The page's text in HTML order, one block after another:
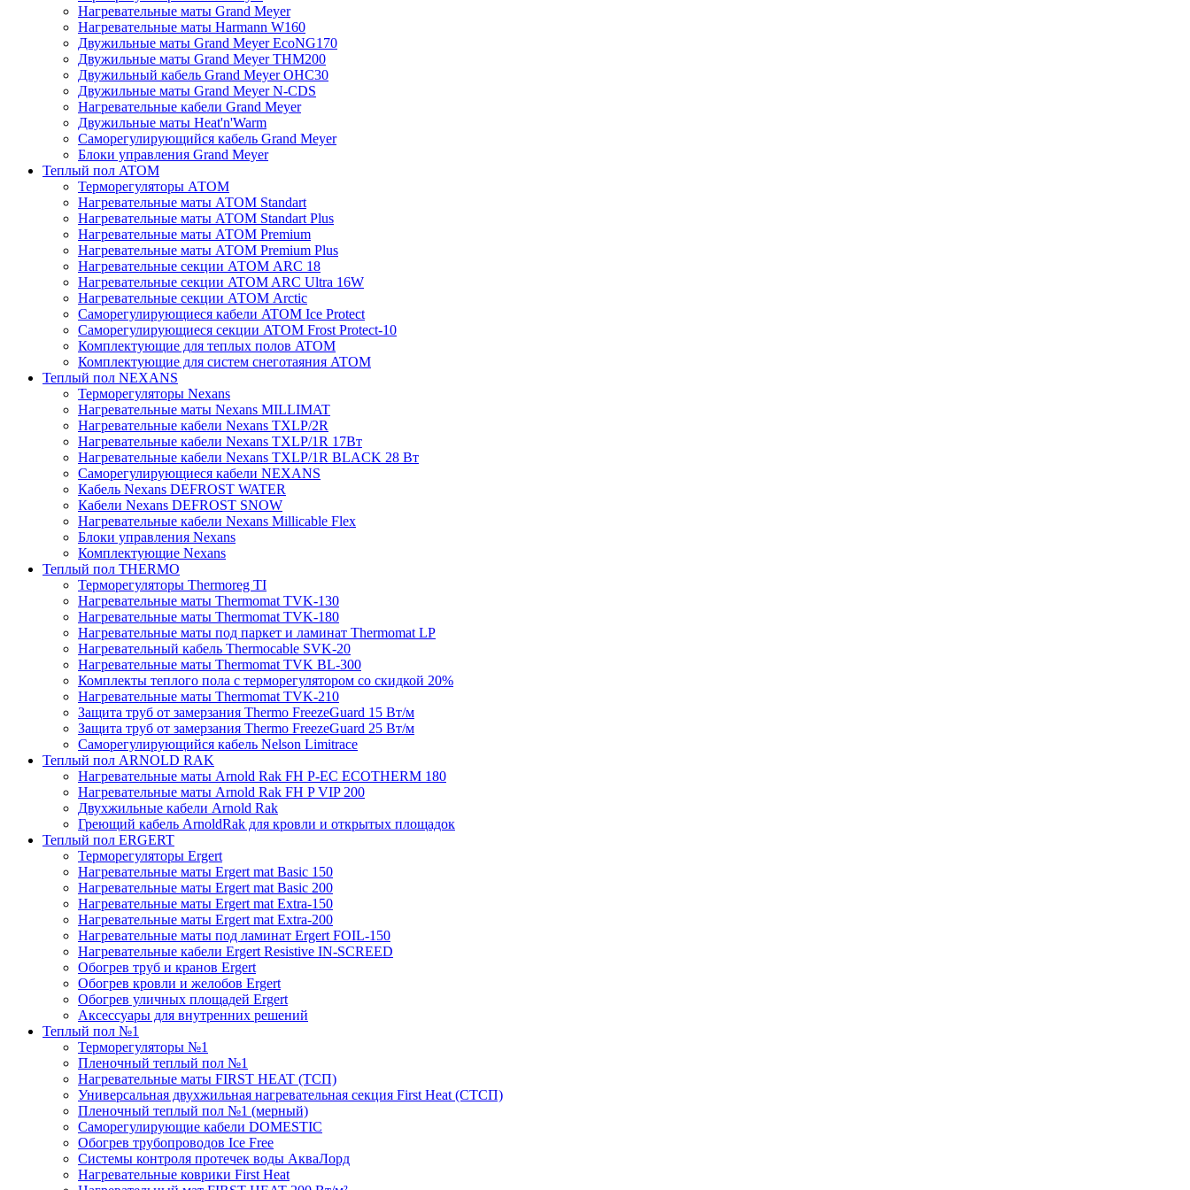
Нагревательные маты Grand Meyer
Нагревательные маты Harmann W160
Двужильные маты Grand Meyer EcoNG170
Двужильные маты Grand Meyer THM200
Двужильный кабель Grand Meyer OHC30
Двужильные маты Grand Meyer N-CDS
Нагревательные кабели Grand Meyer
Двужильные маты Heat'n'Warm
Саморегулирующийся кабель Grand Meyer
Блоки управления Grand Meyer
Теплый пол ATOM
Терморегуляторы АТОМ
Нагревательные маты АТОМ Standart
Нагревательные маты АТОМ Standart Plus
Нагревательные маты АТОМ Premium
Нагревательные маты АТОМ Premium Plus
Нагревательные секции АТОМ ARC 18
Нагревательные секции ATOM ARC Ultra 16W
Нагревательные секции АТОМ Arctic
Саморегулирующиеся кабели ATOM Ice Protect
Саморегулирующиеся секции ATOM Frost Protect-10
Комплектующие для теплых полов ATOM
Комплектующие для систем снеготаяния ATOM
Теплый пол NEXANS
Терморегуляторы Nexans
Нагревательные маты Nexans MILLIMAT
Нагревательные кабели Nexans TXLP/2R
Нагревательные кабели Nexans TXLP/1R 17Вт
Нагревательные кабели Nexans TXLP/1R BLACK 28 Вт
Саморегулирующиеся кабели NEXANS
Кабель Nexans DEFROST WATER
Кабели Nexans DEFROST SNOW
Нагревательные кабели Nexans Millicable Flex
Блоки управления Nexans
Комплектующие Nexans
Теплый пол THERMO
Терморегуляторы Thermoreg TI
Нагревательные маты Thermomat TVK-130
Нагревательные маты Thermomat TVK-180
Нагревательные маты под паркет и ламинат Thermomat LP
Нагревательный кабель Thermocable SVK-20
Нагревательные маты Thermomat TVK BL-300
Комплекты теплого пола с терморегулятором со скидкой 20%
Нагревательные маты Thermomat TVK-210
Защита труб от замерзания Thermo FreezeGuard 15 Вт/м
Защита труб от замерзания Thermo FreezeGuard 25 Вт/м
Саморегулирующийся кабель Nelson Limitrace
Теплый пол ARNOLD RAK
Нагревательные маты Arnold Rak FH P-EC ECOTHERM 180
Нагревательные маты Arnold Rak FH P VIP 200
Двухжильные кабели Arnold Rak
Греющий кабель ArnoldRak для кровли и открытых площадок
Теплый пол ERGERT
Терморегуляторы Ergert
Нагревательные маты Ergert mat Basic 150
Нагревательные маты Ergert mat Basic 200
Нагревательные маты Ergert mat Extra-150
Нагревательные маты Ergert mat Extra-200
Нагревательные маты под ламинат Ergert FOIL-150
Нагревательные кабели Ergert Resistive IN-SCREED
Обогрев труб и кранов Ergert
Обогрев кровли и желобов Ergert
Обогрев уличных площадей Ergert
Аксессуары для внутренних решений
Теплый пол №1
Терморегуляторы №1
Пленочный теплый пол №1
Нагревательные маты FIRST HEAT (ТСП)
Универсальная двухжильная нагревательная секция First Heat (СТСП)
Пленочный теплый пол №1 (мерный)
Саморегулирующие кабели DOMESTIC
Обогрев трубопроводов Ice Free
Системы контроля протечек воды АкваЛорд
Нагревательные коврики First Heat